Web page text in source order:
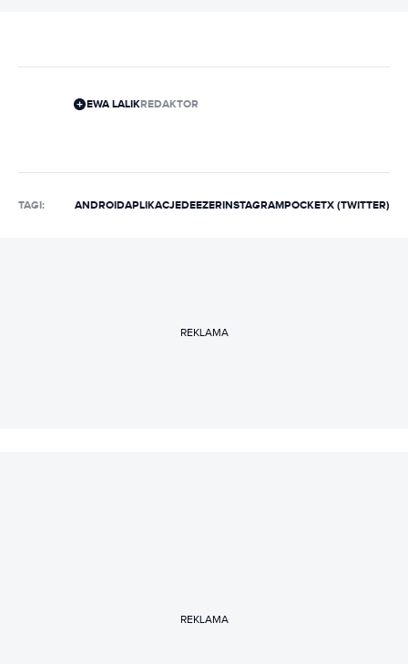
EWA LALIKREDAKTOR
TAGI: ANDROIDAPLIKACJEDEEZERINSTAGRAMPOCKETX (TWITTER)
REKLAMA
REKLAMA